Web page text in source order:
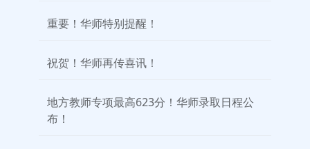
重要！华师特别提醒！
祝贺！华师再传喜讯！
地方教师专项最高623分！华师录取日程公
布！